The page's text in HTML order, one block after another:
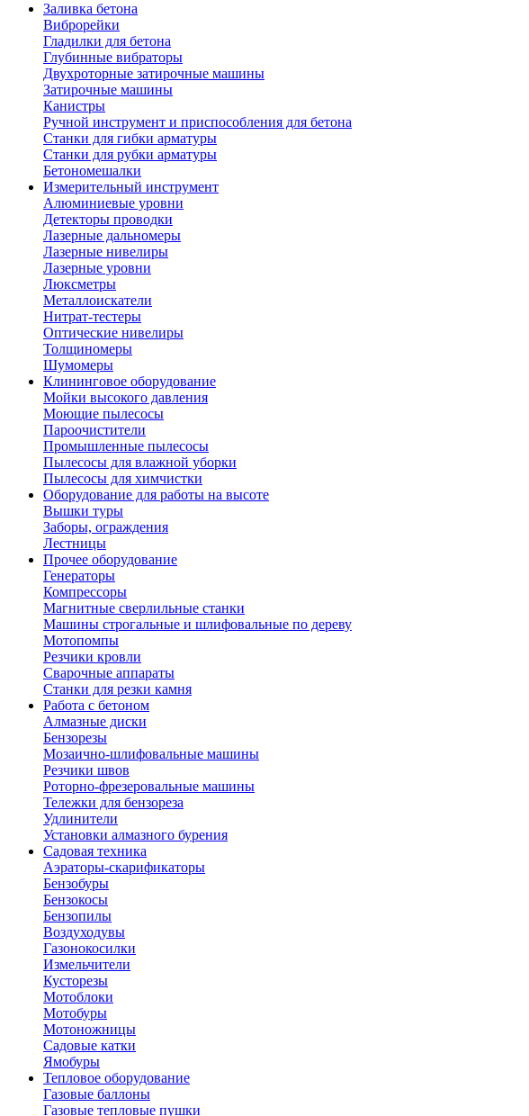
Заливка бетона
Виброрейки
Гладилки для бетона
Глубинные вибраторы
Двухроторные затирочные машины
Затирочные машины
Канистры
Ручной инструмент и приспособления для бетона
Станки для гибки арматуры
Станки для рубки арматуры
Бетономешалки
Измерительный инструмент
Алюминиевые уровни
Детекторы проводки
Лазерные дальномеры
Лазерные нивелиры
Лазерные уровни
Люксметры
Металлоискатели
Нитрат-тестеры
Оптические нивелиры
Толщиномеры
Шумомеры
Клининговое оборудование
Мойки высокого давления
Моющие пылесосы
Пароочистители
Промышленные пылесосы
Пылесосы для влажной уборки
Пылесосы для химчистки
Оборудование для работы на высоте
Вышки туры
Заборы, ограждения
Лестницы
Прочее оборудование
Генераторы
Компрессоры
Магнитные сверлильные станки
Машины строгальные и шлифовальные по дереву
Мотопомпы
Резчики кровли
Сварочные аппараты
Станки для резки камня
Работа с бетоном
Алмазные диски
Бензорезы
Мозаично-шлифовальные машины
Резчики швов
Роторно-фрезеровальные машины
Тележки для бензореза
Удлинители
Установки алмазного бурения
Садовая техника
Аэраторы-скарификаторы
Бензобуры
Бензокосы
Бензопилы
Воздуходувы
Газонокосилки
Измельчители
Кусторезы
Мотоблоки
Мотобуры
Мотоножницы
Садовые катки
Ямобуры
Тепловое оборудование
Газовые баллоны
Газовые тепловые пушки